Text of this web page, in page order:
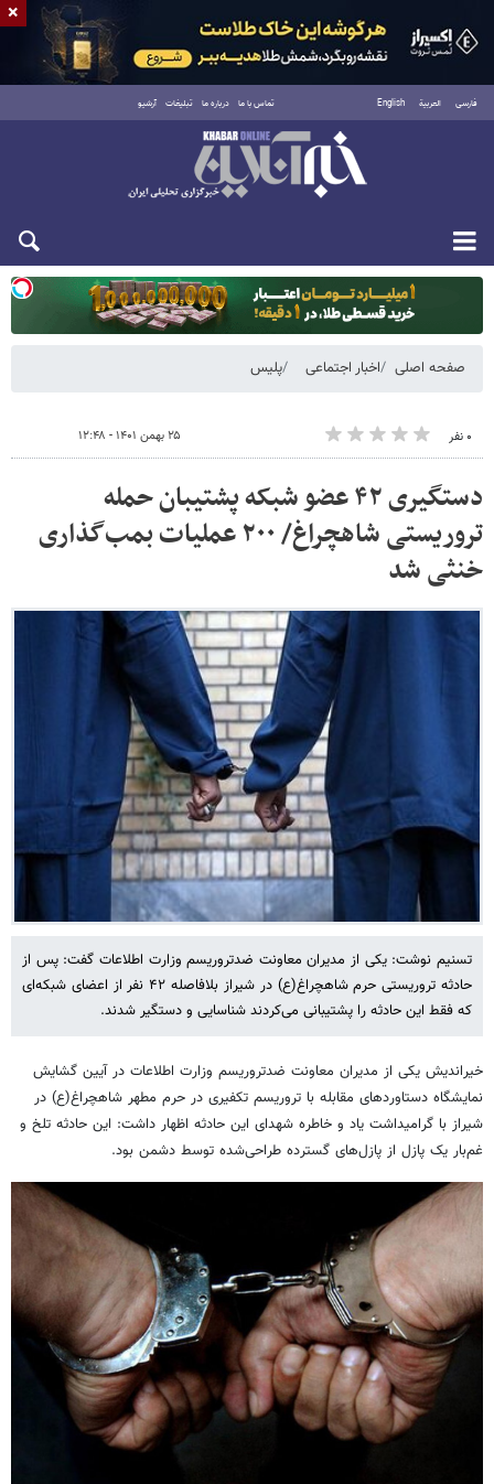
فارسی العربية English تماس با ما درباره ما تبلیغات آرشیو
یکشنبه ۱۸ مرداد ۱۴۰۵
صفحه اصلی اخبار اجتماعی پلیس
۰ نفر ۲۵ بهمن ۱۴۰۱ - ۱۲:۴۸
دستگیری ۴۲ عضو شبکه پشتیبان حمله
تروریستی شاهچراغ/ ۲۰۰ عملیات بمب‌گذاری
خنثی شد
تسنیم نوشت: یکی از مدیران معاونت ضدتروریسم وزارت اطلاعات گفت: پس از
حادثه تروریستی حرم شاهچراغ(ع) در شیراز بلافاصله ۴۲ نفر از اعضای شبکه‌ای
که فقط این حادثه را پشتیبانی می‌کردند شناسایی و دستگیر شدند.
خیراندیش یکی از مدیران معاونت ضدتروریسم وزارت اطلاعات در آیین گشایش
نمایشگاه دستاوردهای مقابله با تروریسم تکفیری در حرم مطهر شاهچراغ(ع) در
شیراز با گرامیداشت یاد و خاطره شهدای این حادثه اظهار داشت: این حادثه تلخ و
غم‌بار یک پازل از پازل‌های گسترده طراحی‌شده توسط دشمن بود.
×